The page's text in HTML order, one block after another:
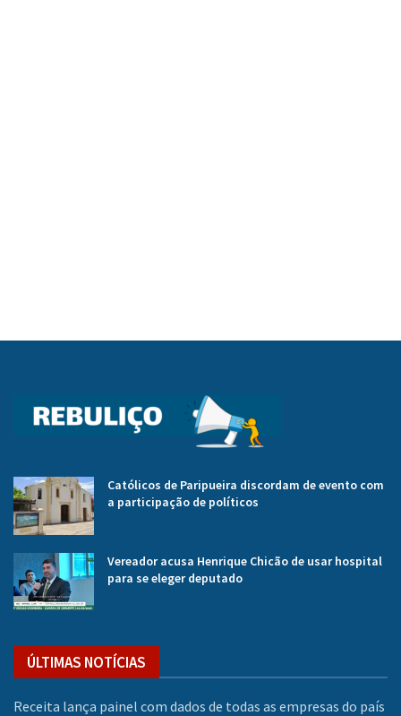
Católicos de Paripueira discordam de evento com
a participação de políticos
Vereador acusa Henrique Chicão de usar hospital
para se eleger deputado
ÚLTIMAS NOTÍCIAS
Receita lança painel com dados de todas as empresas do país